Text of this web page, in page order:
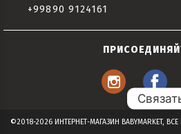
+99890 9124161
©2018-2026 ИНТЕРНЕТ-МАГАЗИН BABYMARKET,